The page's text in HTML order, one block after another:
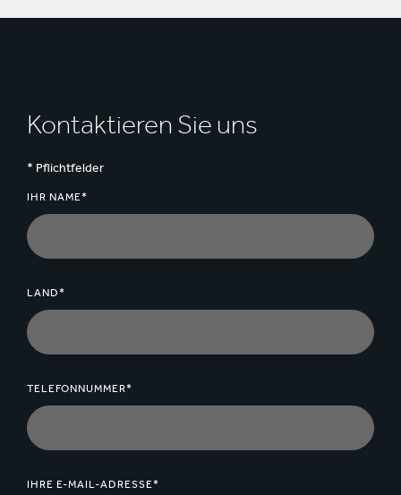
Kontaktieren Sie uns
* Pflichtfelder
IHR NAME*
LAND*
TELEFONNUMMER*
IHRE E-MAIL-ADRESSE*